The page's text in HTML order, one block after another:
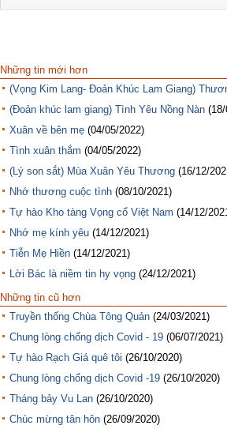
Những tin mới hơn
(Vọng Kim Lang- Đoản Khúc Lam Giang)
(Đoản khúc lam giang) Tình Yêu Nồng Nàn
Xuân về bên mẹ (04/05/2022)
Tình xuân thắm (04/05/2022)
(Lý son sắt) Mùa Xuân Yêu Thương (16/12/
Nhớ thương cuộc tình (08/10/2021)
Tự hào Kho tàng Vọng cổ Việt Nam (14/12/
Nhớ mẹ kính yêu (14/12/2021)
Tiễn Mẹ Hiền (14/12/2021)
Lời Bác là niềm tin hy vọng (24/12/2021)
Những tin cũ hơn
Truyền thống Chùa Tông Quản (24/03/2021)
Chung lòng chống dịch Covid - 19 (06/07/2021)
Tự hào Rạch Giá quê tôi (26/10/2020)
Chung lòng chống dịch Covid -19 (26/10/2020)
Tháng bảy Vu Lan (26/10/2020)
Chúc mừng tân hôn (26/09/2020)